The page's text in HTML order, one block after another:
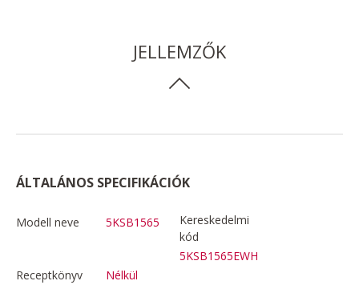
JELLEMZŐK
ÁLTALÁNOS SPECIFIKÁCIÓK
Modell neve 5KSB1565
Kereskedelmi
kód
5KSB1565EWH
Receptkönyv
Nélkül